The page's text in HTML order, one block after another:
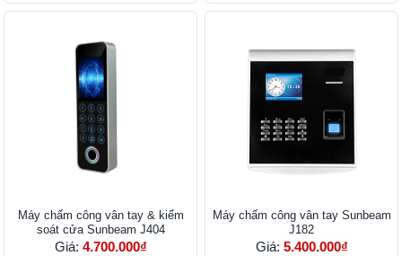
Máy chấm công vân tay & kiểm
soát cửa Sunbeam J404
Giá: 4.700.000₫
Máy chấm công vân tay Sunbeam
J182
Giá: 5.400.000₫